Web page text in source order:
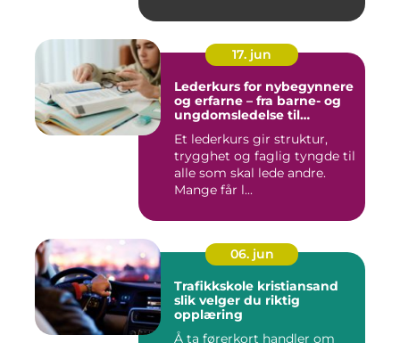
17. jun
Lederkurs for nybegynnere
og erfarne – fra barne- og
ungdomsledelse til
Et lederkurs gir struktur,
trygghet og faglig tyngde til
alle som skal lede andre.
Mange får l...
06. jun
Trafikkskole kristiansand
slik velger du riktig
opplæring
Å ta førerkort handler om